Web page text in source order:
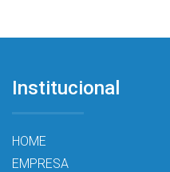
Institucional
HOME
EMPRESA